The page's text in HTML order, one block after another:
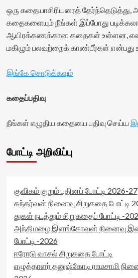
ஒரு கதையாசிரியரைத்
கதைகளையும் நீங்கள் இப்போது
ஆயிரக்கணக்கான கதைகள் உள்ளன,
மகிழும் பலவற்றைக் காண்பீர்கள் என்பது
இங்கே சொடுக்கவும்
கதைப்பதிவு
நீங்கள் எழுதிய கதையை பதிவு செய்ய
போட்டி அறிவிப்பு
குவிகம் குறும் புதினப் போட்டி 2026-27
கந்தர்வன் நினைவு சிறுகதை போட்டி
துகள் நடத்தும் சிறுகதைப் போட்டி -
அந்திமழை இளங்கோவன் நினைவு
போட்டி -2026
ஈரோடு வாசல் சிறுகதை போட்டி
எழுத்தாளர் தனுஷ்கோடி ராமசாமி